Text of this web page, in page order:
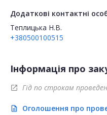
Додаткові контактні
Теплицька Н.В.
+380500100515
Інформація про
open_in_new Гід по строкам
description Оголошення про